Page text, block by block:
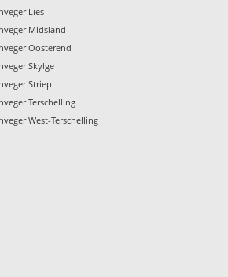
Lies
Midsland
Oosterend
Skylge
Striep
Terschelling
West-Terschelling